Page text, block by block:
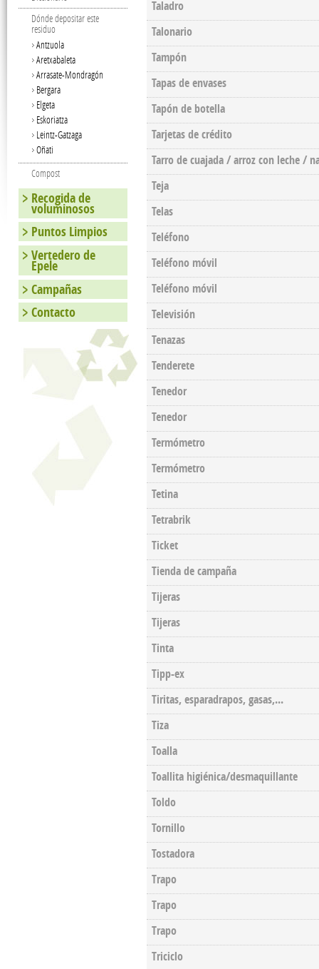
Taladro
Talonario
Tampón
Tapas de envases
Tapón de botella
Tarjetas de crédito
Tarro de cuajada / arroz con leche /
Teja
Telas
Teléfono
Teléfono móvil
Teléfono móvil
Televisión
Tenazas
Tenderete
Tenedor
Tenedor
Termómetro
Termómetro
Tetina
Tetrabrik
Ticket
Tienda de campaña
Tijeras
Tijeras
Tinta
Tipp-ex
Tiritas, esparadrapos, gasas,...
Tiza
Toalla
Toallita higiénica/desmaquillante
Toldo
Tornillo
Tostadora
Trapo
Trapo
Trapo
Triciclo
Dónde depositar este
residuo
Antzuola
Aretxabaleta
Arrasate-Mondragón
Bergara
Elgeta
Eskoriatza
Leintz-Gatzaga
Oñati
Compost
Recogida de
voluminosos
Puntos Limpios
Vertedero de
Epele
Campañas
Contacto